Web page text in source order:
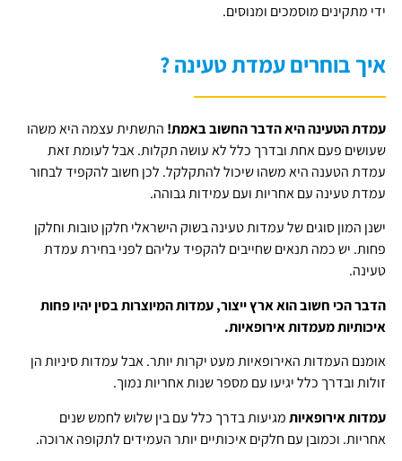
ידי מתקינים מוסמכים ומנוסים.
איך בוחרים עמדת טעינה ?
עמדת הטעינה היא הדבר החשוב באמת! התשתית עצמה היא משהו
שעושים פעם אחת ובדרך כלל לא עושה תקלות. אבל לעומת זאת
עמדת הטענה היא משהו שיכול להתקלקל. לכן חשוב להקפיד לבחור
עמדת טעינה עם אחריות ועם עמידות גבוהה.
ישנן המון סוגים של עמדות טעינה בשוק הישראלי חלקן טובות וחלקן
פחות. יש כמה תנאים שחייבים להקפיד עליהם לפני בחירת עמדת
טעינה.
הדבר הכי חשוב הוא ארץ ייצור, עמדות המיוצרות בסין יהיו פחות
איכותיות מעמדות אירופאיות.
אומנם העמדות האירופאיות מעט יקרות יותר. אבל עמדות סיניות הן
זולות ובדרך כלל יגיעו עם מספר שנות אחריות נמוך.
עמדות אירופאיותמגיעות בדרך כלל עם בין שלוש לחמש שנים
אחריות. וכמובן עם חלקים איכותיים יותר העמידים לתקופה ארוכה.